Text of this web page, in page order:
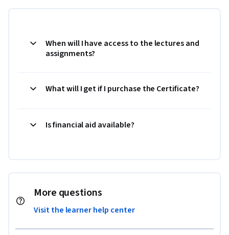
When will I have access to the lectures and
assignments?
What will I get if I purchase the Certificate?
Is financial aid available?
More questions
Visit the learner help center